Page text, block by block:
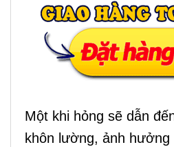
Một khi hỏng sẽ dẫn
khôn lường, ảnh hưởng